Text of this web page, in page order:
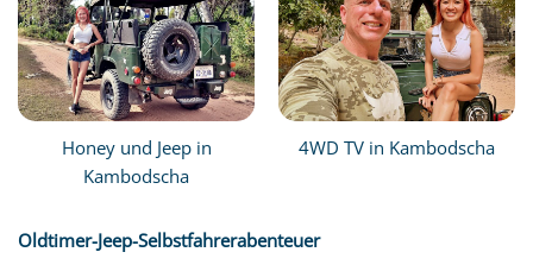
Honey und Jeep in
Kambodscha
4WD TV in Kambodscha
Oldtimer-Jeep-Selbstfahrerabenteuer